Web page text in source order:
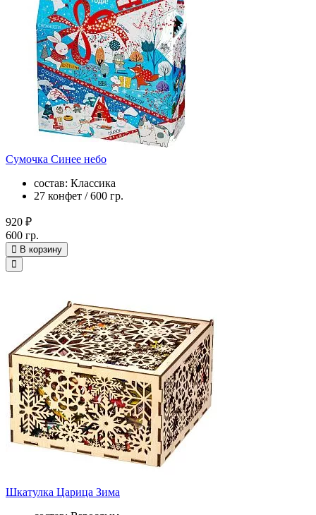
Сумочка Синее небо
состав: Классика
27 конфет / 600 гр.
920 ₽
600 гр.
В корзину
Шкатулка Царица Зима